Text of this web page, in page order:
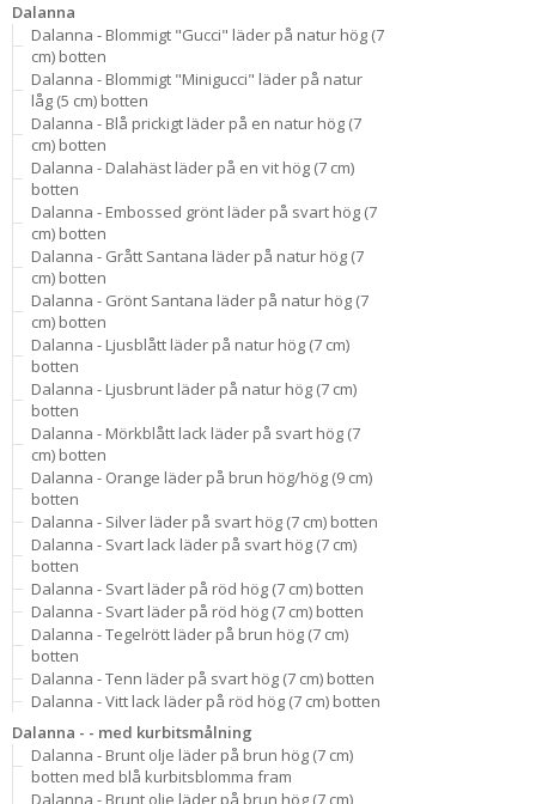
Dalanna
Dalanna - Blommigt "Gucci" läder på natur hög (7
cm) botten
Dalanna - Blommigt "Minigucci" läder på natur
låg (5 cm) botten
Dalanna - Blå prickigt läder på en natur hög (7
cm) botten
Dalanna - Dalahäst läder på en vit hög (7 cm)
botten
Dalanna - Embossed grönt läder på svart hög (7
cm) botten
Dalanna - Grått Santana läder på natur hög (7
cm) botten
Dalanna - Grönt Santana läder på natur hög (7
cm) botten
Dalanna - Ljusblått läder på natur hög (7 cm)
botten
Dalanna - Ljusbrunt läder på natur hög (7 cm)
botten
Dalanna - Mörkblått lack läder på svart hög (7
cm) botten
Dalanna - Orange läder på brun hög/hög (9 cm)
botten
Dalanna - Silver läder på svart hög (7 cm) botten
Dalanna - Svart lack läder på svart hög (7 cm)
botten
Dalanna - Svart läder på röd hög (7 cm) botten
Dalanna - Svart läder på röd hög (7 cm) botten
Dalanna - Tegelrött läder på brun hög (7 cm)
botten
Dalanna - Tenn läder på svart hög (7 cm) botten
Dalanna - Vitt lack läder på röd hög (7 cm) botten
Dalanna - - med kurbitsmålning
Dalanna - Brunt olje läder på brun hög (7 cm)
botten med blå kurbitsblomma fram
Dalanna - Brunt olje läder på brun hög (7 cm)